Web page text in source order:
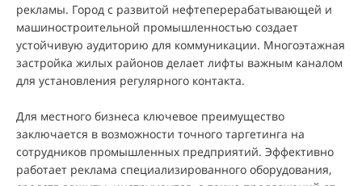
рекламы. Город с развитой нефтеперерабатывающей и
машиностроительной промышленностью создает
устойчивую аудиторию для коммуникации. Многоэтажная
застройка жилых районов делает лифты важным каналом
для установления регулярного контакта.
Для местного бизнеса ключевое преимущество
заключается в возможности точного таргетинга на
сотрудников промышленных предприятий. Эффективно
работает реклама специализированного оборудования,